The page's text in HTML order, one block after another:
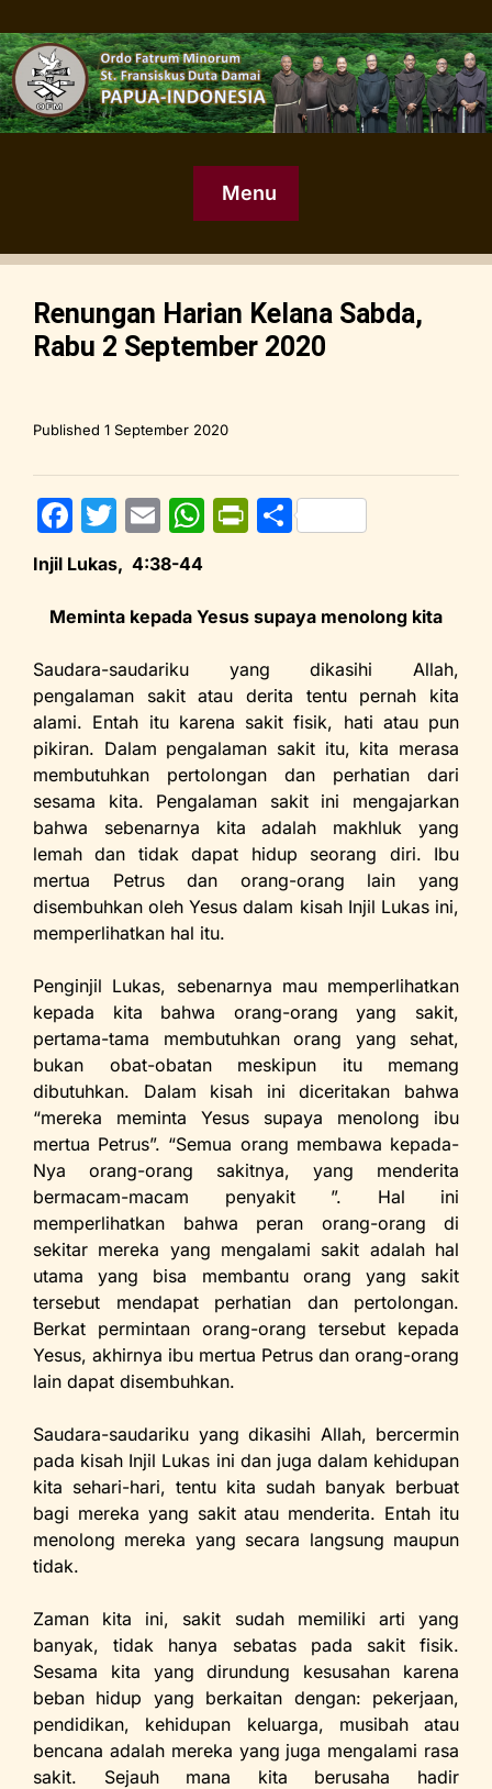
Menu
Renungan Harian Kelana Sabda,
Rabu 2 September 2020
Published 1 September 2020
F
a
c
e
b
o
o
k
T
w
itt
er
E
m
ai
l
W
s
p
p
Pr
ri
e
n
dl
y
S
e
Injil Lukas, 4:38-44
Meminta kepada Yesus supaya menolong kita
Saudara-saudariku yang dikasihi Allah,
pengalaman sakit atau derita tentu pernah kita
alami. Entah itu karena sakit fisik, hati atau pun
pikiran. Dalam pengalaman sakit itu, kita merasa
membutuhkan pertolongan dan perhatian dari
sesama kita. Pengalaman sakit ini mengajarkan
bahwa sebenarnya kita adalah makhluk yang
lemah dan tidak dapat hidup seorang diri. Ibu
mertua Petrus dan orang-orang lain yang
disembuhkan oleh Yesus dalam kisah Injil Lukas ini,
memperlihatkan hal itu.
Penginjil Lukas, sebenarnya mau memperlihatkan
kepada kita bahwa orang-orang yang sakit,
pertama-tama membutuhkan orang yang sehat,
bukan obat-obatan meskipun itu memang
dibutuhkan. Dalam kisah ini diceritakan bahwa
“mereka meminta Yesus supaya menolong ibu
mertua Petrus”. “Semua orang membawa kepada-
Nya orang-orang sakitnya, yang menderita
bermacam-macam penyakit ”. Hal ini
memperlihatkan bahwa peran orang-orang di
sekitar mereka yang mengalami sakit adalah hal
utama yang bisa membantu orang yang sakit
tersebut mendapat perhatian dan pertolongan.
Berkat permintaan orang-orang tersebut kepada
Yesus, akhirnya ibu mertua Petrus dan orang-orang
lain dapat disembuhkan.
Saudara-saudariku yang dikasihi Allah, bercermin
pada kisah Injil Lukas ini dan juga dalam kehidupan
kita sehari-hari, tentu kita sudah banyak berbuat
bagi mereka yang sakit atau menderita. Entah itu
menolong mereka yang secara langsung maupun
tidak.
Zaman kita ini, sakit sudah memiliki arti yang
banyak, tidak hanya sebatas pada sakit fisik.
Sesama kita yang dirundung kesusahan karena
beban hidup yang berkaitan dengan: pekerjaan,
pendidikan, kehidupan keluarga, musibah atau
bencana adalah mereka yang juga mengalami rasa
sakit. Sejauh mana kita berusaha hadir